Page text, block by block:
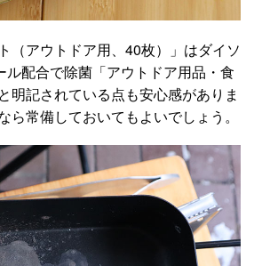
（アウトドア用、40枚）」はダイソ
ル配合で除菌「アウトドア用品・食
明記されている点も安心感がありま
ら常備しておいてもよいでしょう。